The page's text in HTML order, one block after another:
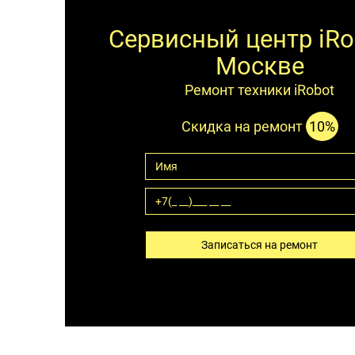
Сервисный центр
Москве
Ремонт техники iRobot
Скидка на ремонт 10%
Записаться на ремонт